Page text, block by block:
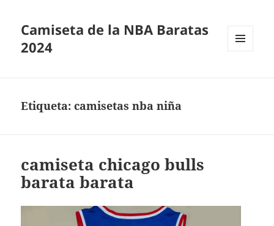
Camiseta de la NBA Baratas
2024
Etiqueta:camisetas nba niña
camiseta chicago bulls
barata barata